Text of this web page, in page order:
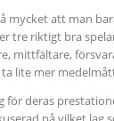
mycket att man
tre riktigt bra
mittfältare,
lite mer
för deras